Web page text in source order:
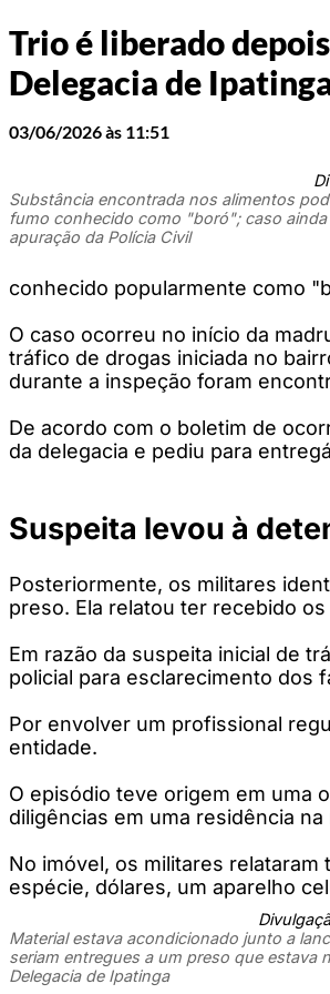
Trio é liberado
Delegacia de
03/06/2026 às 11:51
Substância encontrada nos alimentos
fumo conhecido como "boró"; caso ainda
apuração da Polícia Civil
conhecido popularmente como
O caso ocorreu no início da
tráfico de drogas iniciada no
durante a inspeção foram
De acordo com o boletim de
da delegacia e pediu para
Suspeita levou à
Posteriormente, os militares
preso. Ela relatou ter recebido
Em razão da suspeita inicial de
policial para esclarecimento dos
Por envolver um profissional
entidade.
O episódio teve origem em uma
diligências em uma residência
No imóvel, os militares
espécie, dólares, um aparelho
Material estava acondicionado junto a
seriam entregues a um preso que estava
Delegacia de Ipatinga